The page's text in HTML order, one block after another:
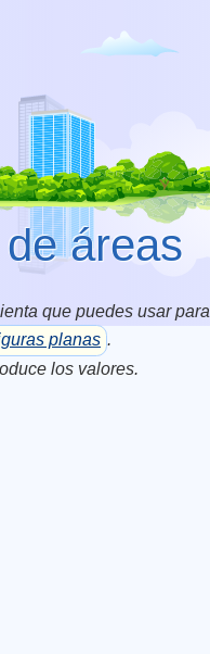
áreas
que puedes usar para
planas .
los valores.